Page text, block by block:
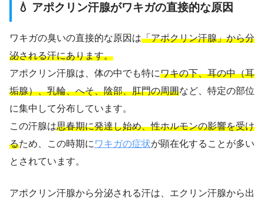
💧 アポクリン汗腺がワキガの直接的な原因
ワキガの臭いの直接的な原因は「アポクリン汗腺」から分
泌される汗にあります。
アポクリン汗腺は、体の中でも特にワキの下、耳の中（耳
垢腺）、乳輪、へそ、陰部、肛門の周囲など、特定の部位
に集中して分布しています。
この汗腺は思春期に発達し始め、性ホルモンの影響を受け
るため、この時期に ワキガの症状が顕在化することが多い
とされています。
アポクリン汗腺から分泌される汗は、エクリン汗腺から出